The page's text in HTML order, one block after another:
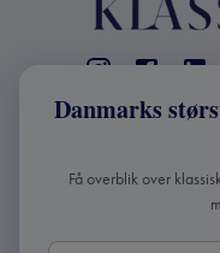
KONTAKT
Live Klassisk ApS
Danmarks
Få overblik over